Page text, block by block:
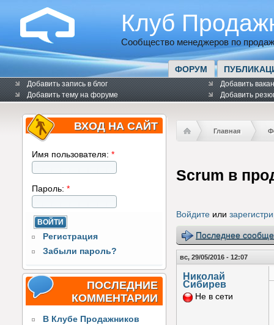
Клуб
Сообщество менеджеров по
ФОРУМ
Добавить запись в блог
Добавить тему на форуме
Добавить
Добавить
ВХОД НА САЙТ
Имя пользователя: *
Пароль: *
Регистрация
Забыли пароль?
ПОСЛЕДНИЕ
КОММЕНТАРИИ
В Клубе Продажников
Главная
Scrum в
Войдите или
Последнее
вс, 29/05/2016 - 12:07
Николай
Сибирев
Не в сети